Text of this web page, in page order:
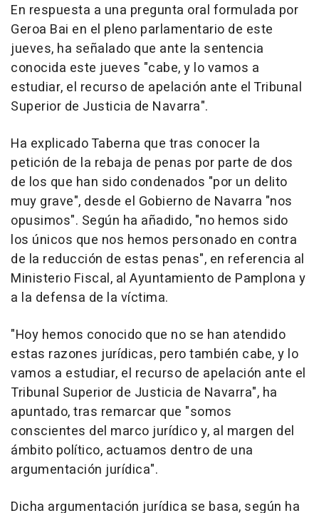
En respuesta a una pregunta oral formulada por
Geroa Bai en el pleno parlamentario de este
jueves, ha señalado que ante la sentencia
conocida este jueves "cabe, y lo vamos a
estudiar, el recurso de apelación ante el Tribunal
Superior de Justicia de Navarra".
Ha explicado Taberna que tras conocer la
petición de la rebaja de penas por parte de dos
de los que han sido condenados "por un delito
muy grave", desde el Gobierno de Navarra "nos
opusimos". Según ha añadido, "no hemos sido
los únicos que nos hemos personado en contra
de la reducción de estas penas", en referencia al
Ministerio Fiscal, al Ayuntamiento de Pamplona y
a la defensa de la víctima.
"Hoy hemos conocido que no se han atendido
estas razones jurídicas, pero también cabe, y lo
vamos a estudiar, el recurso de apelación ante el
Tribunal Superior de Justicia de Navarra", ha
apuntado, tras remarcar que "somos
conscientes del marco jurídico y, al margen del
ámbito político, actuamos dentro de una
argumentación jurídica".
Dicha argumentación jurídica se basa, según ha